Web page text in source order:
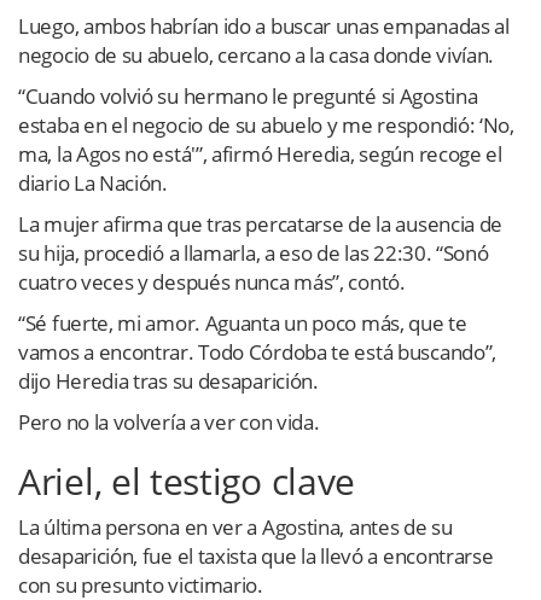
Luego, ambos habrían ido a buscar unas empanadas al
negocio de su abuelo, cercano a la casa donde vivían.
“Cuando volvió su hermano le pregunté si Agostina
estaba en el negocio de su abuelo y me respondió: ‘No,
ma, la Agos no está'”, afirmó Heredia, según recoge el
diario La Nación.
La mujer afirma que tras percatarse de la ausencia de
su hija, procedió a llamarla, a eso de las 22:30. “Sonó
cuatro veces y después nunca más”, contó.
“Sé fuerte, mi amor. Aguanta un poco más, que te
vamos a encontrar. Todo Córdoba te está buscando”,
dijo Heredia tras su desaparición.
Pero no la volvería a ver con vida.
Ariel, el testigo clave
La última persona en ver a Agostina, antes de su
desaparición, fue el taxista que la llevó a encontrarse
con su presunto victimario.